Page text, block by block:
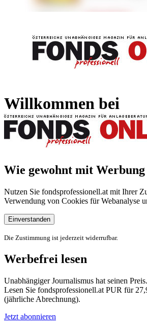
Willkommen bei
Wie gewohnt mit Werbung
Nutzen Sie fondsprofessionell.at mit Ihrer
Verwendung von Cookies für Webanalyse
Einverstanden
Die Zustimmung ist jederzeit widerrufbar.
Werbefrei lesen
Unabhängiger Journalismus hat seinen Preis.
Lesen Sie fondsprofessionell.at PUR für
(jährliche Abrechnung).
Jetzt abonnieren